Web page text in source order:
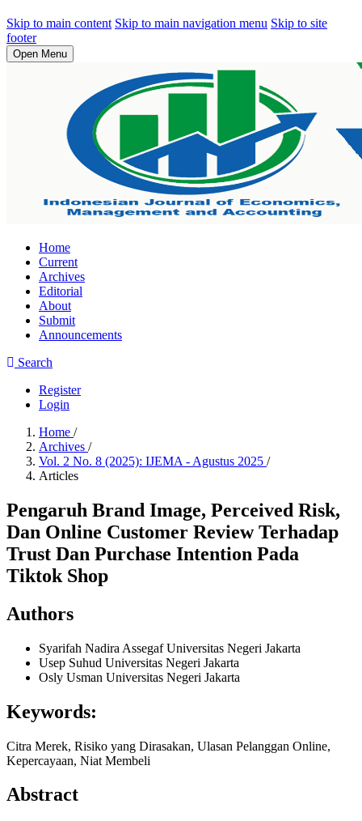
Skip to main content Skip to main navigation menu Skip to site
footer
Open Menu
Home
Current
Archives
Editorial
About
Submit
Announcements
Search
Register
Login
Home /
Archives /
Vol. 2 No. 8 (2025): IJEMA - Agustus 2025 /
Articles
Pengaruh Brand Image, Perceived Risk,
Dan Online Customer Review Terhadap
Trust Dan Purchase Intention Pada
Tiktok Shop
Authors
Syarifah Nadira AssegafUniversitas Negeri Jakarta
Usep Suhud Universitas Negeri Jakarta
Osly Usman Universitas Negeri Jakarta
Keywords:
Citra Merek, Risiko yang Dirasakan, Ulasan Pelanggan Online,
Kepercayaan, Niat Membeli
Abstract